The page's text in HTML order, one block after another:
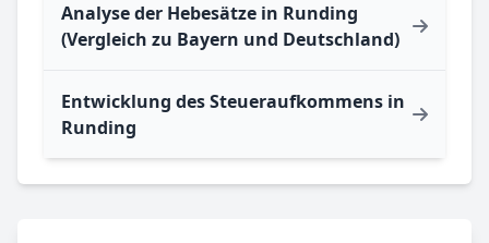
Analyse der Hebesätze in Runding
(Vergleich zu Bayern und Deutschland)
Entwicklung des Steueraufkommens in
Runding